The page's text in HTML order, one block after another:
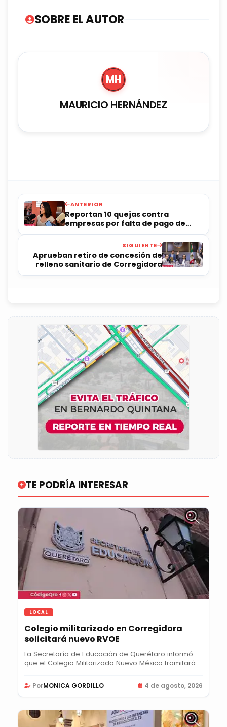
SOBRE EL AUTOR
MH
MAURICIO HERNÁNDEZ
ANTERIOR
Reportan 10 quejas contra
empresas por falta de pago de
utilidades
SIGUIENTE
Aprueban retiro de concesión de
relleno sanitario de Corregidora
TE PODRÍA INTERESAR
LOCAL
Colegio militarizado en Corregidora
solicitará nuevo RVOE
La Secretaría de Educación de Querétaro informó
que el Colegio Militarizado Nuevo México tramitará...
PorMONICA GORDILLO 4 de agosto, 2026